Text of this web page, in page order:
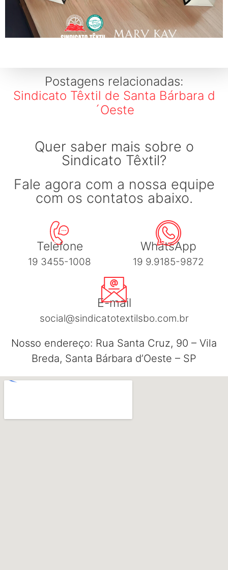
Postagens relacionadas:
Sindicato Têxtil de Santa Bárbara d
´Oeste
Quer saber mais sobre o
Sindicato Têxtil?
Fale agora com a nossa equipe
com os contatos abaixo.
Telefone
19 3455-1008
WhatsApp
19 9.9185-9872
E-mail
social@sindicatotextilsbo.com.br
Nosso endereço: Rua Santa Cruz, 90 – Vila
Breda, Santa Bárbara d’Oeste – SP